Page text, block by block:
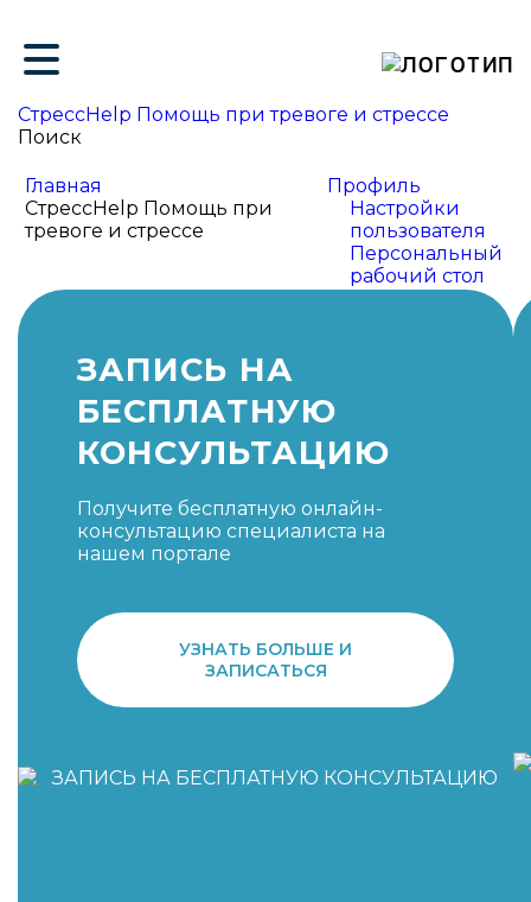
СтрессHelp Помощь при тревоге и стрессе
Поиск
Главная
СтрессHelp Помощь при
тревоге и стрессе
Профиль
Настройки
пользователя
Персональный
рабочий стол
ЗАПИСЬ НА
БЕСПЛАТНУЮ
КОНСУЛЬТАЦИЮ
Получите бесплатную онлайн-
консультацию специалиста на
нашем портале
УЗНАТЬ БОЛЬШЕ И
ЗАПИСАТЬСЯ